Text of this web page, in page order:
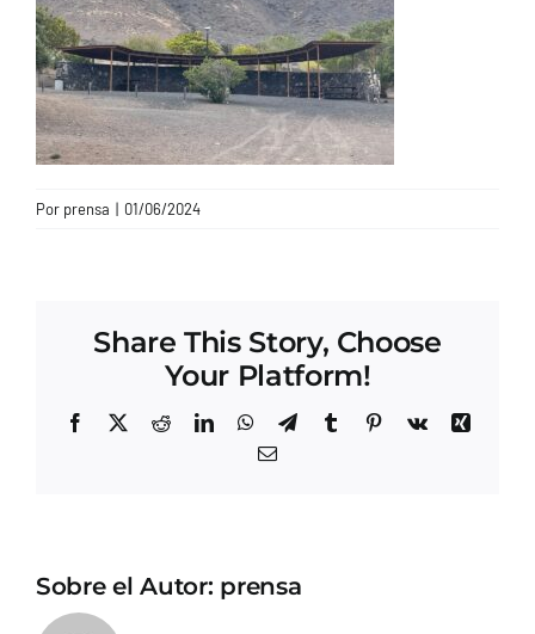
Por prensa | 01/06/2024
Share This Story, Choose
Your Platform!
Facebook
X RedditLinkedInWhatsApp
TelegramTumblrPinterest
Vk
Xing
Correo
Sobre el Autor: prensa